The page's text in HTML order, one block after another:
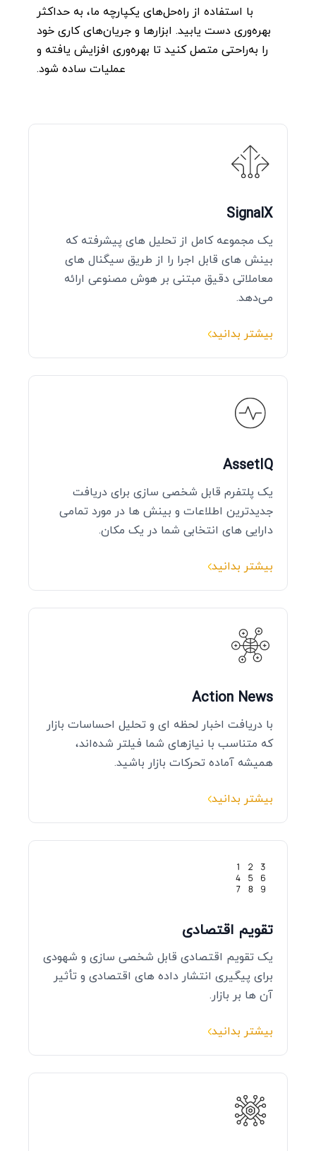
با استفاده از راه‌حل‌های یکپارچه ما، به حداکثر
بهره‌وری دست یابید. ابزارها و جریان‌های کاری خود
را به‌راحتی متصل کنید تا بهره‌وری افزایش یافته و
عملیات ساده شود.
SignalX
یک مجموعه کامل از تحلیل‌ های پیشرفته که
بینش‌ های قابل اجرا را از طریق سیگنال‌ های
معاملاتی دقیق مبتنی بر هوش مصنوعی ارائه
می‌دهد.
بیشتر بدانید
AssetIQ
یک پلتفرم قابل شخصی‌ سازی برای دریافت
جدیدترین اطلاعات و بینش‌ ها در مورد تمامی
دارایی‌ های انتخابی شما در یک مکان.
بیشتر بدانید
Action News
با دریافت اخبار لحظه‌ ای و تحلیل احساسات بازار
که متناسب با نیازهای شما فیلتر شده‌اند،
همیشه آماده تحرکات بازار باشید.
بیشتر بدانید
تقویم اقتصادی
یک تقویم اقتصادی قابل شخصی‌ سازی و شهودی
برای پیگیری انتشار داده‌ های اقتصادی و تأثیر
آن‌ ها بر بازار.
بیشتر بدانید